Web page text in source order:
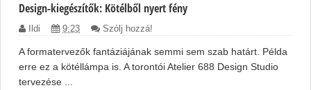
Design-kiegészítők: Kötélből nyert fény
Ildi 9:23 Szólj hozzá!
A formatervezők fantáziájának semmi sem szab határt. Példa
erre ez a kötéllámpa is. A torontói Atelier 688 Design Studio
tervezése ...